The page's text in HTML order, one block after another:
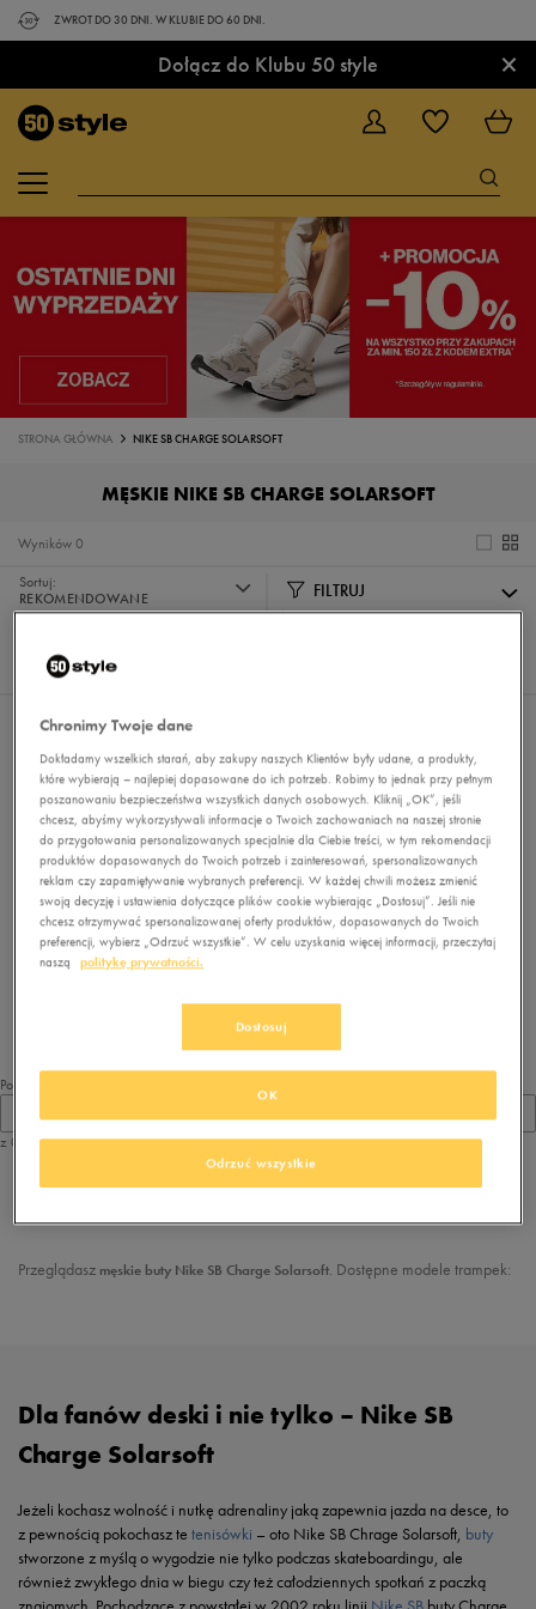
ZWROT DO 30 DNI. W KLUBIE DO 60 DNI.
Dołącz do Klubu 50 style ×
STRONA GŁÓWNA NIKE SB CHARGE SOLARSOFT
MĘSKIE NIKE SB CHARGE SOLARSOFT
0
Wyników
Sortuj:
REKOMENDOWANE
FILTRUJ
Pokaż
Nie wybrano filtrów
Brak produktów do wyświetlenia
Zmień kryteria wyszukiwania lub
Pokaż
z 0
z1
Przeglądasz męskie buty Nike SB Charge Solarsoft. Dostępne modele trampek:
Dla fanów deski i nie tylko – Nike SB
Charge Solarsoft
Jeżeli kochasz wolność i nutkę adrenaliny jaką zapewnia jazda na desce, to
z pewnością pokochasz te tenisówki – oto Nike SB Chrage Solarsoft, buty
stworzone z myślą o wygodzie nie tylko podczas skateboardingu, ale
również zwykłego dnia w biegu czy też całodziennych spotkań z paczką
Chronimy Twoje dane
Dokładamy wszelkich starań, aby zakupy naszych Klientów były udane, a produkty,
które wybierają – najlepiej dopasowane do ich potrzeb. Robimy to jednak przy pełnym
poszanowaniu bezpieczeństwa wszystkich danych osobowych. Kliknij „OK”, jeśli
chcesz, abyśmy wykorzystywali informacje o Twoich zachowaniach na naszej stronie
do przygotowania personalizowanych specjalnie dla Ciebie treści, w tym rekomendacji
produktów dopasowanych do Twoich potrzeb i zainteresowań, spersonalizowanych
reklam czy zapamiętywanie wybranych preferencji. W każdej chwili możesz zmienić
swoją decyzję i ustawienia dotyczące plików cookie wybierając „Dostosuj”. Jeśli nie
chcesz otrzymywać spersonalizowanej oferty produktów, dopasowanych do Twoich
preferencji, wybierz „Odrzuć wszystkie”. W celu uzyskania więcej informacji, przeczytaj
naszą
politykę prywatności.
Dostosuj
Odrzuć wszystkie
OK